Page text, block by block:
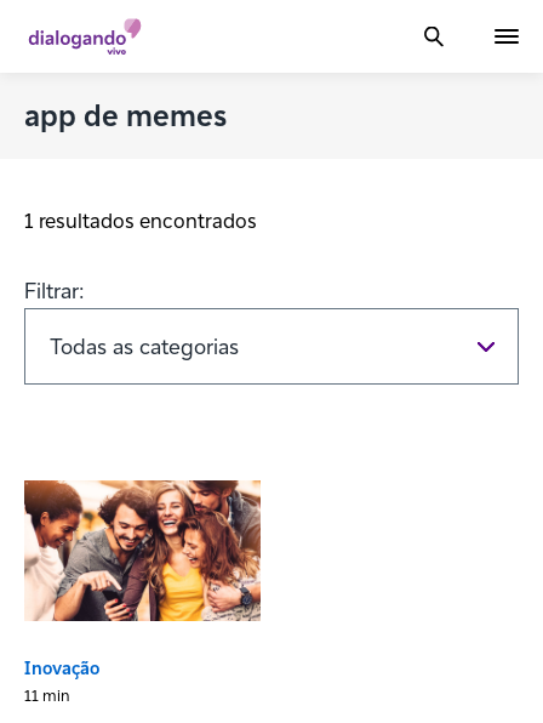
app de memes
1 resultados encontrados
Filtrar:
Inovação
11 min